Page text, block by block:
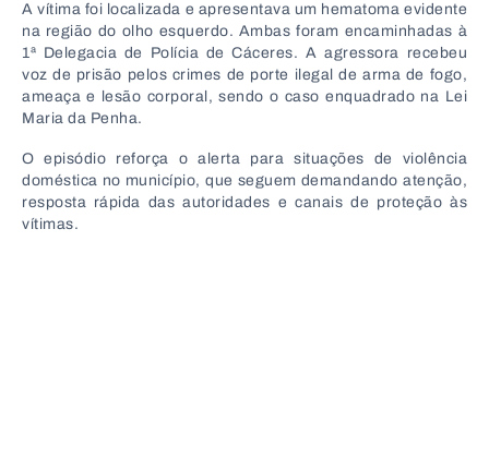
A vítima foi localizada e apresentava um hematoma evidente
na região do olho esquerdo. Ambas foram encaminhadas à
1ª Delegacia de Polícia de Cáceres. A agressora recebeu
voz de prisão pelos crimes de porte ilegal de arma de fogo,
ameaça e lesão corporal, sendo o caso enquadrado na Lei
Maria da Penha.
O episódio reforça o alerta para situações de violência
doméstica no município, que seguem demandando atenção,
resposta rápida das autoridades e canais de proteção às
vítimas.